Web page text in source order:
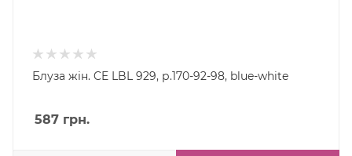
Блуза жін. CE LBL 929, р.170-92-98, blue-white
587 грн.